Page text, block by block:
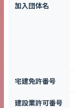
加入団体名
宅建免許番号
建設業許可番号